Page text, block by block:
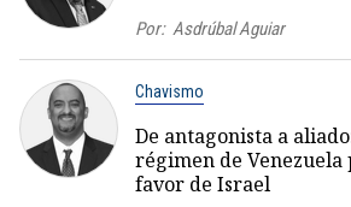
Por: Asdrúbal Aguiar
Chavismo
De antagonista a
régimen de
favor de Israel